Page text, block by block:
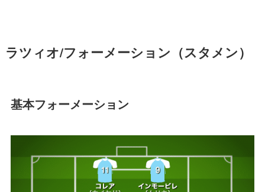
ラツィオ/フォーメーション（スタメン）
基本フォーメーション